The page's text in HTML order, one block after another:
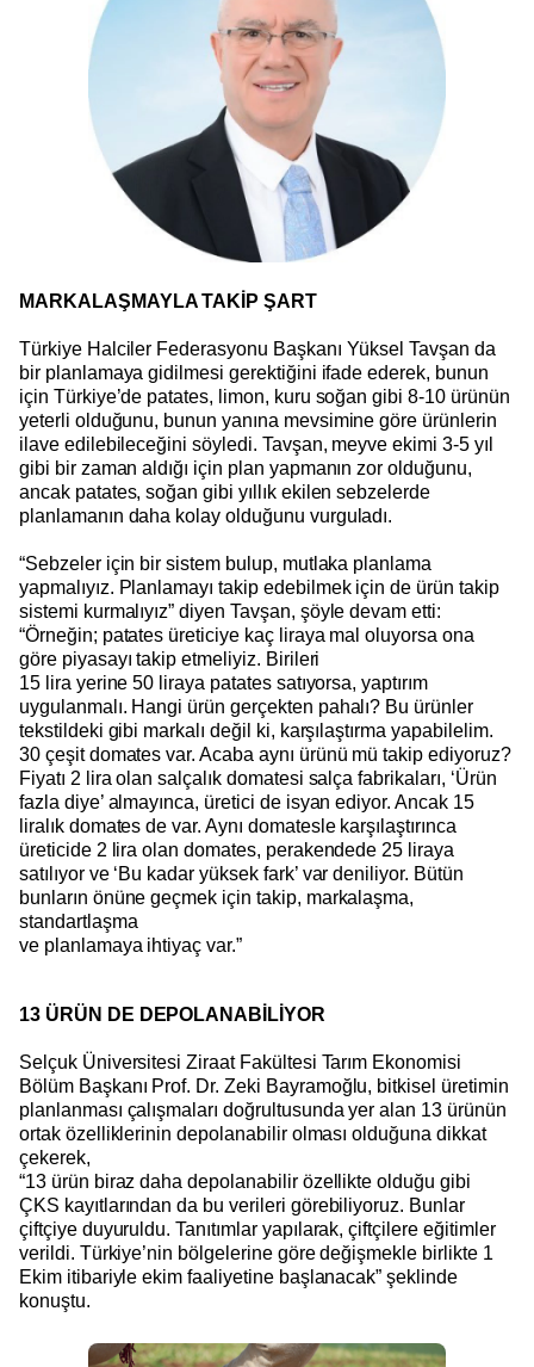
MARKALAŞMAYLA TAKİP ŞART
Türkiye Halciler Federasyonu Başkanı Yüksel Tavşan da
bir planlamaya gidilmesi gerektiğini ifade ederek, bunun
için Türkiye’de patates, limon, kuru soğan gibi 8-10 ürünün
yeterli olduğunu, bunun yanına mevsimine göre ürünlerin
ilave edilebileceğini söyledi. Tavşan, meyve ekimi 3-5 yıl
gibi bir zaman aldığı için plan yapmanın zor olduğunu,
ancak patates, soğan gibi yıllık ekilen sebzelerde
planlamanın daha kolay olduğunu vurguladı.
“Sebzeler için bir sistem bulup, mutlaka planlama
yapmalıyız. Planlamayı takip edebilmek için de ürün takip
sistemi kurmalıyız” diyen Tavşan, şöyle devam etti:
“Örneğin; patates üreticiye kaç liraya mal oluyorsa ona
göre piyasayı takip etmeliyiz. Birileri
15 lira yerine 50 liraya patates satıyorsa, yaptırım
uygulanmalı. Hangi ürün gerçekten pahalı? Bu ürünler
tekstildeki gibi markalı değil ki, karşılaştırma yapabilelim.
30 çeşit domates var. Acaba aynı ürünü mü takip ediyoruz?
Fiyatı 2 lira olan salçalık domatesi salça fabrikaları, ‘Ürün
fazla diye’ almayınca, üretici de isyan ediyor. Ancak 15
liralık domates de var. Aynı domatesle karşılaştırınca
üreticide 2 lira olan domates, perakendede 25 liraya
satılıyor ve ‘Bu kadar yüksek fark’ var deniliyor. Bütün
bunların önüne geçmek için takip, markalaşma,
standartlaşma
ve planlamaya ihtiyaç var.”
13 ÜRÜN DE DEPOLANABİLİYOR
Selçuk Üniversitesi Ziraat Fakültesi Tarım Ekonomisi
Bölüm Başkanı Prof. Dr. Zeki Bayramoğlu, bitkisel üretimin
planlanması çalışmaları doğrultusunda yer alan 13 ürünün
ortak özelliklerinin depolanabilir olması olduğuna dikkat
çekerek,
“13 ürün biraz daha depolanabilir özellikte olduğu gibi
ÇKS kayıtlarından da bu verileri görebiliyoruz. Bunlar
çiftçiye duyuruldu. Tanıtımlar yapılarak, çiftçilere eğitimler
verildi. Türkiye’nin bölgelerine göre değişmekle birlikte 1
Ekim itibariyle ekim faaliyetine başlanacak” şeklinde
konuştu.